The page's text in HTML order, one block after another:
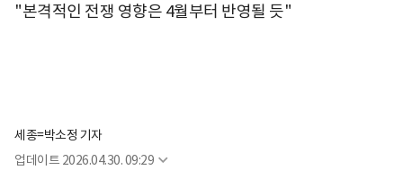
"본격적인 전쟁 영향은 4월부터 반영될 듯"
세종=박소정 기자
업데이트 2026.04.30. 09:29